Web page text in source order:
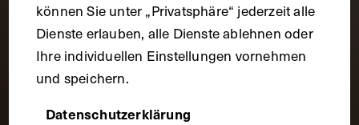
können Sie unter „Privatsphäre“ jederzeit alle
Dienste erlauben, alle Dienste ablehnen oder
Ihre individuellen Einstellungen vornehmen
und speichern.
Datenschutzerklärung